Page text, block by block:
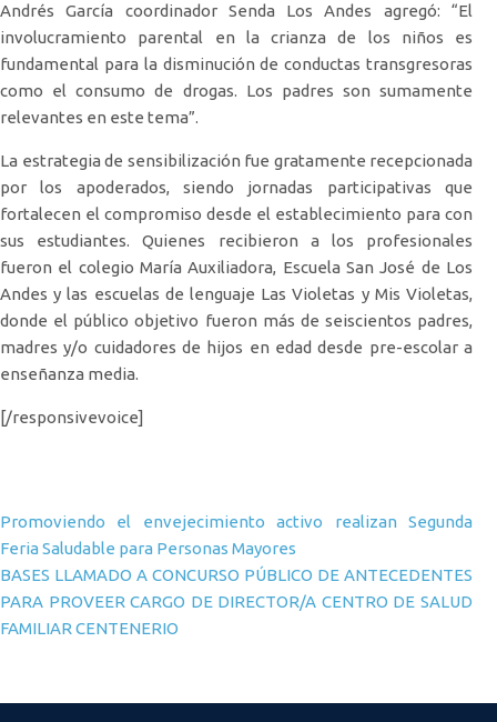
Andrés García coordinador Senda Los Andes agregó: “El
involucramiento parental en la crianza de los niños es
fundamental para la disminución de conductas transgresoras
como el consumo de drogas. Los padres son sumamente
relevantes en este tema”.
La estrategia de sensibilización fue gratamente recepcionada
por los apoderados, siendo jornadas participativas que
fortalecen el compromiso desde el establecimiento para con
sus estudiantes. Quienes recibieron a los profesionales
fueron el colegio María Auxiliadora, Escuela San José de Los
Andes y las escuelas de lenguaje Las Violetas y Mis Violetas,
donde el público objetivo fueron más de seiscientos padres,
madres y/o cuidadores de hijos en edad desde pre-escolar a
enseñanza media.
[/responsivevoice]
Navegación de entradas
Promoviendo el envejecimiento activo realizan Segunda
Feria Saludable para Personas Mayores
BASES LLAMADO A CONCURSO PÚBLICO DE ANTECEDENTES
PARA PROVEER CARGO DE DIRECTOR/A CENTRO DE SALUD
FAMILIAR CENTENERIO